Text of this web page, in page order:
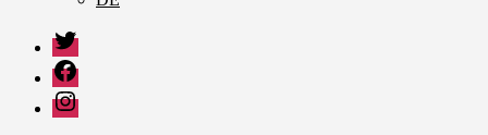
Twitter
Facebook
Instagram